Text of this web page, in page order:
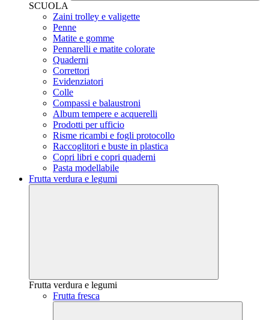
SCUOLA
Zaini trolley e valigette
Penne
Matite e gomme
Pennarelli e matite colorate
Quaderni
Correttori
Evidenziatori
Colle
Compassi e balaustroni
Album tempere e acquerelli
Prodotti per ufficio
Risme ricambi e fogli protocollo
Raccoglitori e buste in plastica
Copri libri e copri quaderni
Pasta modellabile
Frutta verdura e legumi
Frutta verdura e legumi
Frutta fresca